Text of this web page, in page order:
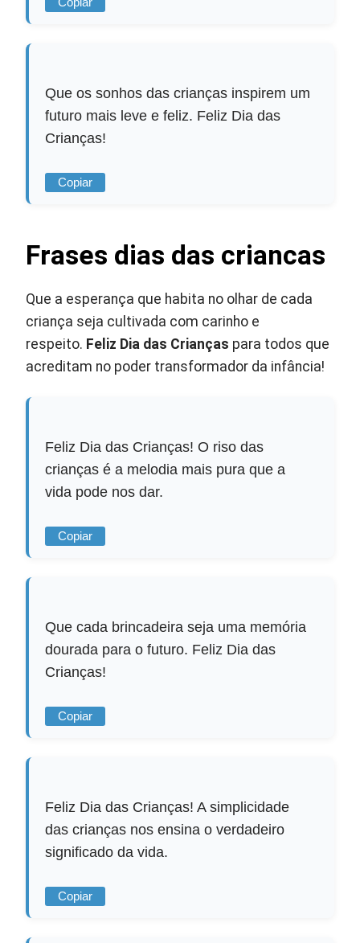
Que os sonhos das crianças inspirem um
futuro mais leve e feliz. Feliz Dia das
Crianças!
Copiar
Frases dias das criancas
Que a esperança que habita no olhar de cada
criança seja cultivada com carinho e
respeito. Feliz Dia das Crianças para todos que
acreditam no poder transformador da infância!
Feliz Dia das Crianças! O riso das
crianças é a melodia mais pura que a
vida pode nos dar.
Copiar
Que cada brincadeira seja uma memória
dourada para o futuro. Feliz Dia das
Crianças!
Copiar
Feliz Dia das Crianças! A simplicidade
das crianças nos ensina o verdadeiro
significado da vida.
Copiar